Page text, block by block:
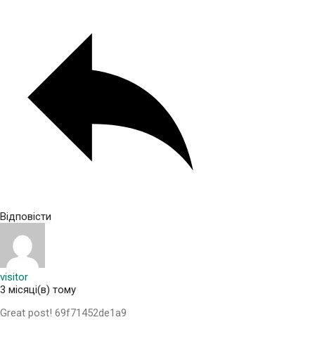
Відповісти
visitor
3 місяці(в) тому
Great post! 69f71452de1a9